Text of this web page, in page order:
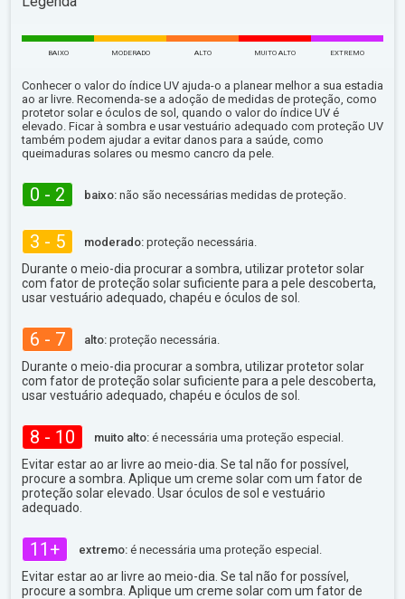
BAIXO MODERADO ALTO MUITO ALTO EXTREMO
Conhecer o valor do índice UV ajuda-o a planear melhor a sua estadia
ao ar livre. Recomenda-se a adoção de medidas de proteção, como
protetor solar e óculos de sol, quando o valor do índice UV é
elevado. Ficar à sombra e usar vestuário adequado com proteção UV
também podem ajudar a evitar danos para a saúde, como
queimaduras solares ou mesmo cancro da pele.
0 - 2 baixo: não são necessárias medidas de proteção.
3 - 5 moderado: proteção necessária.
Durante o meio-dia procurar a sombra, utilizar protetor solar
com fator de proteção solar suficiente para a pele descoberta,
usar vestuário adequado, chapéu e óculos de sol.
6 - 7 alto: proteção necessária.
Durante o meio-dia procurar a sombra, utilizar protetor solar
com fator de proteção solar suficiente para a pele descoberta,
usar vestuário adequado, chapéu e óculos de sol.
8 - 10 muito alto: é necessária uma proteção especial.
Evitar estar ao ar livre ao meio-dia. Se tal não for possível,
procure a sombra. Aplique um creme solar com um fator de
proteção solar elevado. Usar óculos de sol e vestuário
adequado.
11+ extremo: é necessária uma proteção especial.
Evitar estar ao ar livre ao meio-dia. Se tal não for possível,
procure a sombra. Aplique um creme solar com um fator de